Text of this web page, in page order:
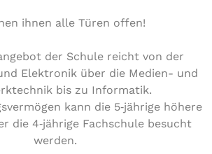
ihnen alle Türen offen!
der Schule reicht von der
Elek­tro­nik über die Medien- und
bis zu Informatik.
kann die 5‑jährige höhere
die 4‑jährige Fach­schu­le besucht
werden.